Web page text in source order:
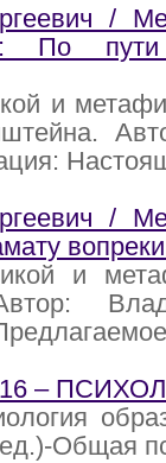
/
По
и
/
и
–
Общая